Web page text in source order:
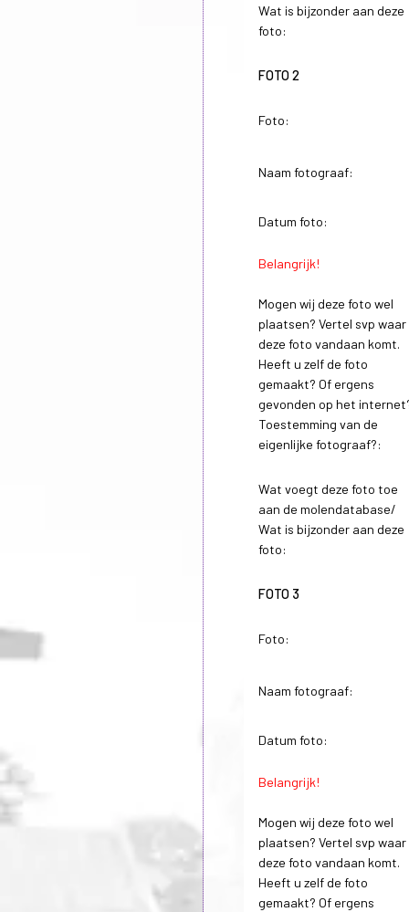
Wat is bijzonder aan deze
foto:
FOTO 2
Foto:
Naam fotograaf:
Datum foto:
Belangrijk!
Mogen wij deze foto wel
plaatsen? Vertel svp waar
deze foto vandaan komt.
Heeft u zelf de foto
gemaakt? Of ergens
gevonden op het
Toestemming van de
eigenlijke fotograaf?:
Wat voegt deze foto toe
aan de molendatabase/
Wat is bijzonder aan deze
foto:
FOTO 3
Foto:
Naam fotograaf:
Datum foto:
Belangrijk!
Mogen wij deze foto wel
plaatsen? Vertel svp waar
deze foto vandaan komt.
Heeft u zelf de foto
gemaakt? Of ergens